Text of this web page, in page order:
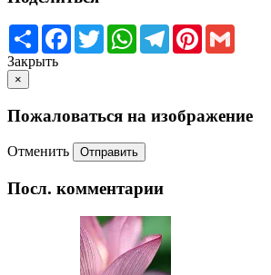
Share Facebook
TwitterWhatsApp
TelegramPinterest
Закрыть
×
Пожаловаться на изображение
Отменить Отправить
Посл. комментарии